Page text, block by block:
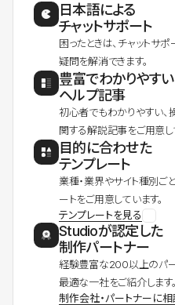
日本語による
チャットサポート
困ったときは、チャットサ
疑問を解消できます。
豊富でわかりやすい
ヘルプ記事
初心者でもわかりやすい、
関する解説記事をご用意し
目的に合わせた
テンプレート
業種・業界やサイト種別
ートをご用意しています。
テンプレートを見る
Studioが認定した
制作パートナー
経験豊富な200以上のパー
最適な一社をご紹介します。
制作会社・パートナーに相